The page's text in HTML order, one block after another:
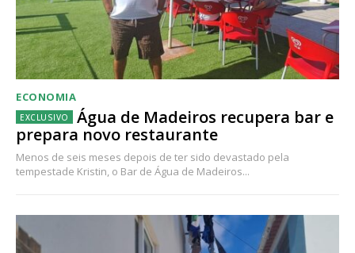
ECONOMIA
Água de Madeiros recupera bar e
prepara novo restaurante
Menos de seis meses depois de ter sido devastado pela
tempestade Kristin, o Bar de Água de Madeiros...